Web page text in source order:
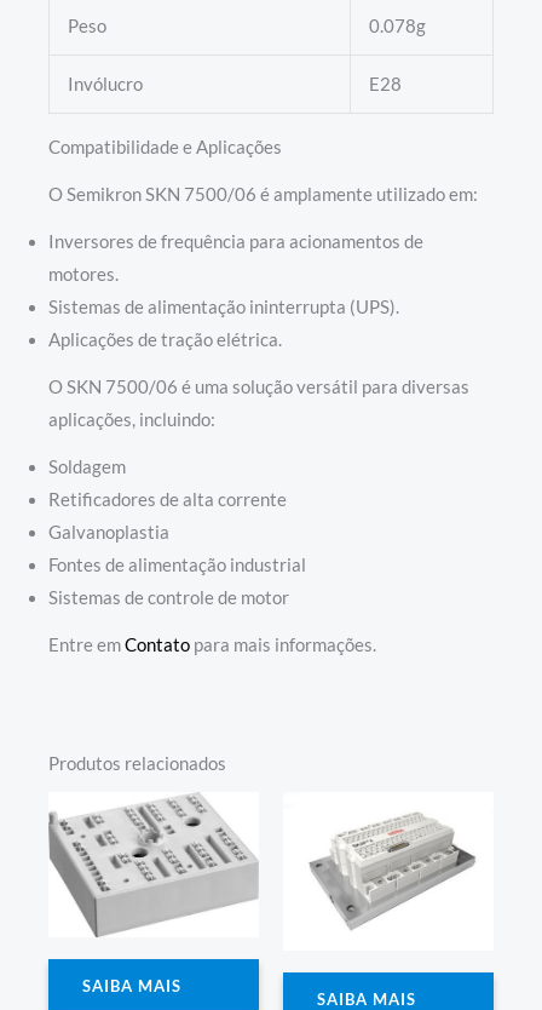
Peso 0.078g
Invólucro E28
Compatibilidade e Aplicações
O Semikron SKN 7500/06 é amplamente utilizado em:
Inversores de frequência para acionamentos de
motores.
Sistemas de alimentação ininterrupta (UPS).
Aplicações de tração elétrica.
O SKN 7500/06 é uma solução versátil para diversas
aplicações, incluindo:
Soldagem
Retificadores de alta corrente
Galvanoplastia
Fontes de alimentação industrial
Sistemas de controle de motor
Entre emContato para mais informações.
Produtos relacionados
SAIBA MAIS
SAIBA MAIS